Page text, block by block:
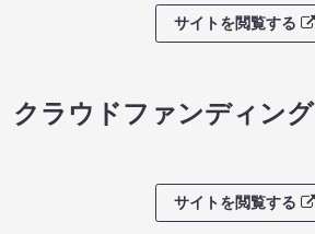
サイトを閲覧する
クラウドファンディング
サイトを閲覧する